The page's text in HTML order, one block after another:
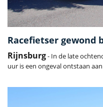
Racefietser gewond
Rijnsburg- In de late
uur is een ongeval ontstaan aan